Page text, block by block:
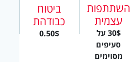
השתתפות
עצמית
30$ על
סעיפים
מסוימים
ביטוח
כבודהת
0.50$